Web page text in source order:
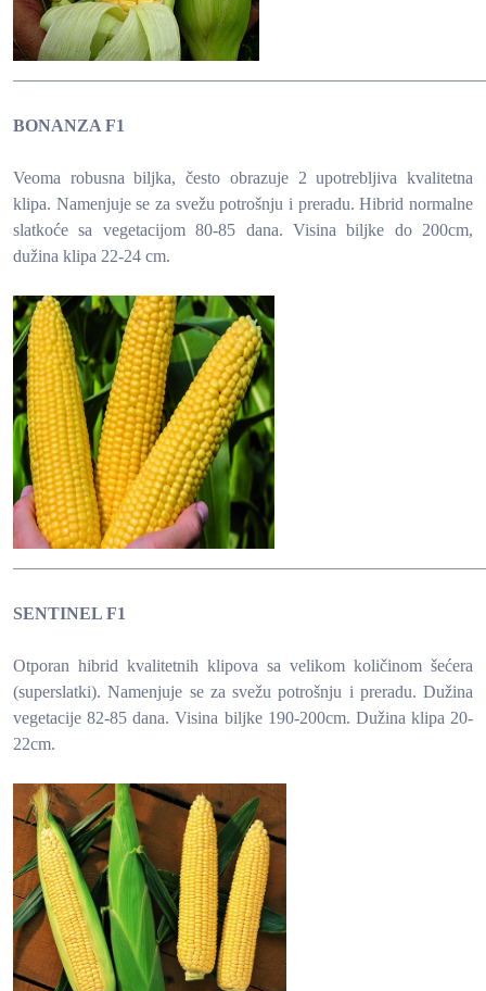
BONANZA F1
Veoma robusna biljka, često obrazuje 2 upotrebljiva kvalitetna
klipa. Namenjuje se za svežu potrošnju i preradu. Hibrid normalne
slatkoće sa vegetacijom 80-85 dana. Visina biljke do 200cm,
dužina klipa 22-24 cm.
SENTINEL F1
Otporan hibrid kvalitetnih klipova sa velikom količinom šećera
(superslatki). Namenjuje se za svežu potrošnju i preradu. Dužina
vegetacije 82-85 dana. Visina biljke 190-200cm. Dužina klipa 20-
22cm.